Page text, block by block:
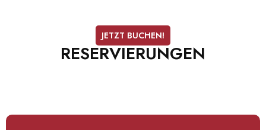
JETZT BUCHEN!
RESERVIERUNGEN